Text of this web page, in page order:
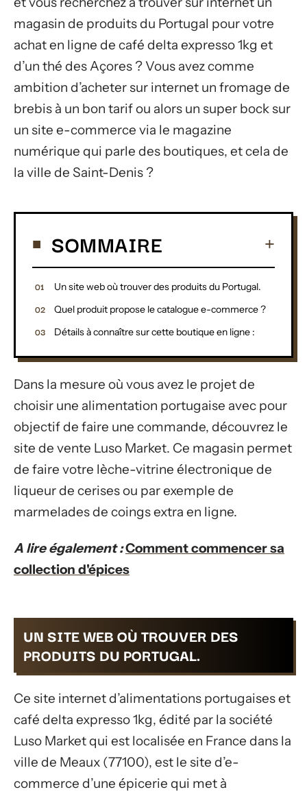
magasin de produits du Portugal pour votre
achat en ligne de café delta expresso 1kg et
d’un thé des Açores ? Vous avez comme
ambition d’acheter sur internet un fromage de
brebis à un bon tarif ou alors un super bock sur
un site e-commerce via le magazine
numérique qui parle des boutiques, et cela de
la ville de Saint-Denis ?
SOMMAIRE
Un site web où trouver des produits du Portugal.
Quel produit propose le catalogue e-commerce ?
Détails à connaître sur cette boutique en ligne :
Dans la mesure où vous avez le projet de
choisir une alimentation portugaise avec pour
objectif de faire une commande, découvrez le
site de vente Luso Market. Ce magasin permet
de faire votre lèche-vitrine électronique de
liqueur de cerises ou par exemple de
marmelades de coings extra en ligne.
A lire également :Comment commencer sa
collection d'épices
UN SITE WEB OÙ TROUVER DES
PRODUITS DU PORTUGAL.
Ce site internet d’alimentations portugaises et
café delta expresso 1kg, édité par la société
Luso Market qui est localisée en France dans la
ville de Meaux (77100), est le site d’e-
commerce d’une épicerie qui met à